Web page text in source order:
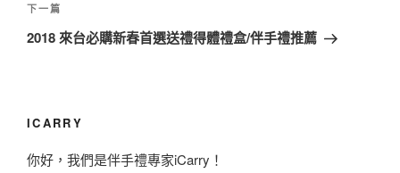
下
一
下一篇
2018 來台必購新春首選送禮得體禮盒/伴手禮推薦
ICARRY
你好，我們是伴手禮專家iCarry！